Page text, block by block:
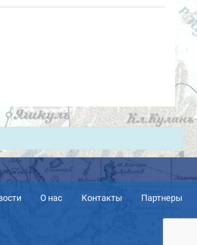
О нас Контакты Партнеры